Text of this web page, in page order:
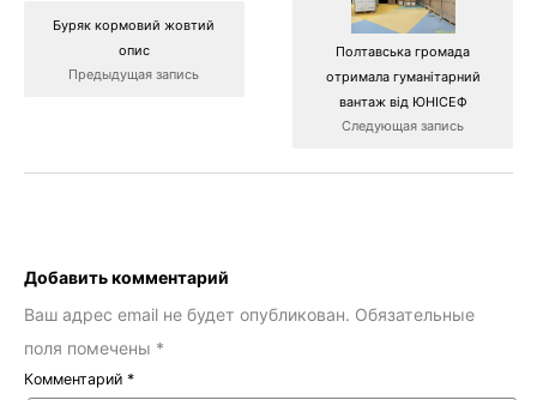
Буряк кормовий жовтий
опис
Предыдущая запись
Полтавська громада
отримала гуманітарний
вантаж від ЮНІСЕФ
Следующая запись
Добавить комментарий
Ваш адрес email не будет опубликован. Обязательные
поля помечены *
Комментарий *